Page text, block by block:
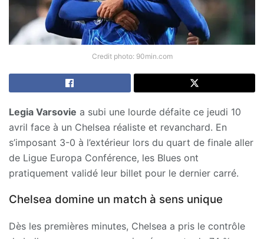
Credit photo: 90min.com
Legia Varsovie a subi une lourde défaite ce jeudi 10
avril face à un Chelsea réaliste et revanchard. En
s’imposant 3-0 à l’extérieur lors du quart de finale aller
de Ligue Europa Conférence, les Blues ont
pratiquement validé leur billet pour le dernier carré.
Chelsea domine un match à sens unique
Dès les premières minutes, Chelsea a pris le contrôle